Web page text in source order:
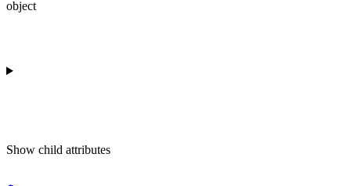
object
Show child attributes